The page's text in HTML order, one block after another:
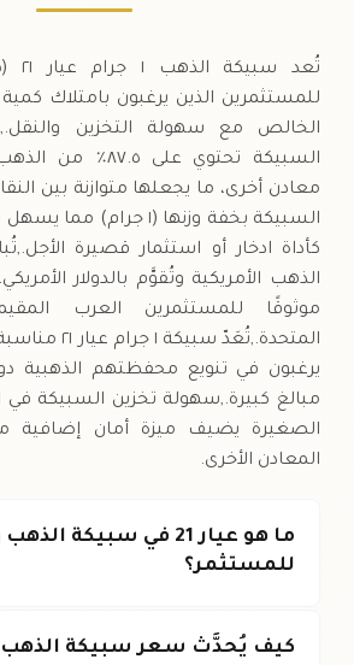
للمستثمرين الذين يرغبون بامتلاك
معادن أخرى، ما يجعلها متوازنة بين
السبيكة بخفة وزنها (١
كأداة ادخار أو استثمار قصيرة
الذهب الأمريكية وتُقوَّم بالدولار
موثوقًا للمستثمرين العرب
المتحدة.,تُعَدّ
يرغبون في تنويع محفظتهم الذهبية
مبالغ كبيرة.,سهولة تخزين السبيكة في
الصغيرة يضيف ميزة أمان إضافية
المعادن الأخرى.
ما هو عيار 21 في سبيكة
للمستثمر؟